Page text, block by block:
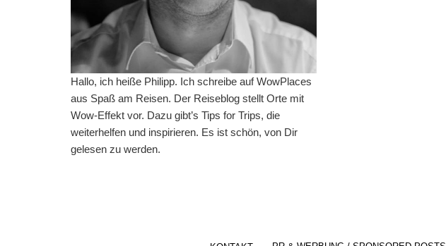
Hallo, ich heiße Philipp. Ich schreibe auf WowPlaces
aus Spaß am Reisen. Der Reiseblog stellt Orte mit
Wow-Effekt vor. Dazu gibt’s Tips for Trips, die
weiterhelfen und inspirieren. Es ist schön, von Dir
gelesen zu werden.